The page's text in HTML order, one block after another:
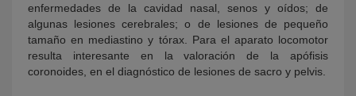
enfermedades de la cavidad nasal, senos y oídos; de
algunas lesiones cerebrales; o de lesiones de pequeño
tamaño en mediastino y tórax. Para el aparato locomotor
resulta interesante en la valoración de la apófisis
coronoides, en el diagnóstico de lesiones de sacro y pelvis.